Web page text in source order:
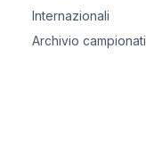
Internazionali
Archivio campionati